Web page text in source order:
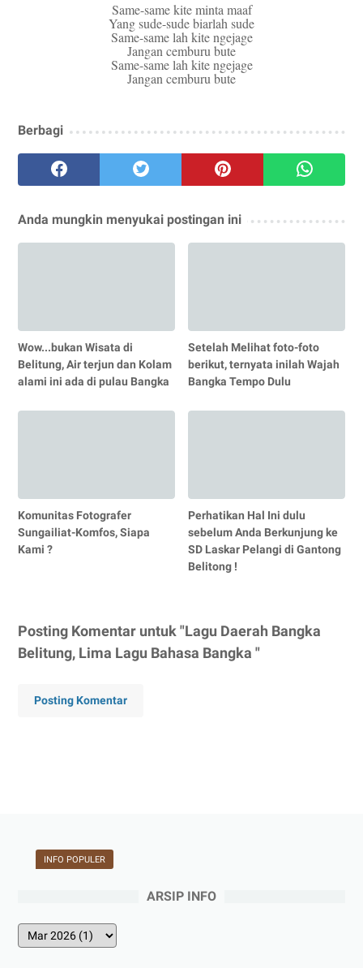
Same-same kite minta maaf
Yang sude-sude biarlah sude
Same-same lah kite ngejage
Jangan cemburu bute
Same-same lah kite ngejage
Jangan cemburu bute
Berbagi
Anda mungkin menyukai postingan ini
Wow...bukan Wisata di
Belitung, Air terjun dan Kolam
alami ini ada di pulau Bangka
Setelah Melihat foto-foto
berikut, ternyata inilah Wajah
Bangka Tempo Dulu
Komunitas Fotografer
Sungailiat-Komfos, Siapa
Kami ?
Perhatikan Hal Ini dulu
sebelum Anda Berkunjung ke
SD Laskar Pelangi di Gantong
Belitong !
Posting Komentar untuk "Lagu Daerah Bangka
Belitung, Lima Lagu Bahasa Bangka "
Posting Komentar
INFO POPULER
ARSIP INFO